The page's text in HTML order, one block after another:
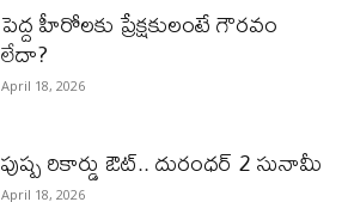
పెద్ద హీరోల‌కు ప్రేక్ష‌కులంటే గౌర‌వం
లేదా?
April 18, 2026
పుష్ప రికార్డు ఔట్‌.. దురంధ‌ర్ 2 సునామీ
April 18, 2026